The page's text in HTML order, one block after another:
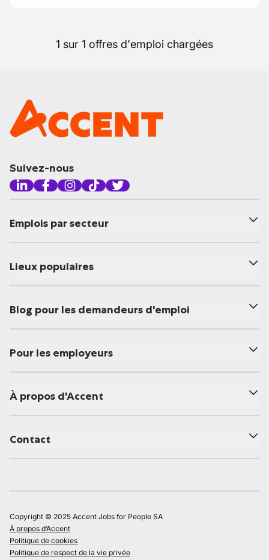
1 sur 1 offres d'emploi chargées
Suivez-nous
Emplois par secteur
Lieux populaires
Blog pour les demandeurs d'emploi
Pour les employeurs
À propos d'Accent
Contact
Copyright © 2025 Accent Jobs for People SA
À propos d’Accent
Politique de cookies
Politique de respect de la vie privée